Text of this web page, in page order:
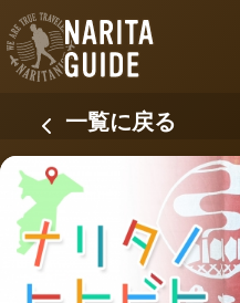
一覧に戻る